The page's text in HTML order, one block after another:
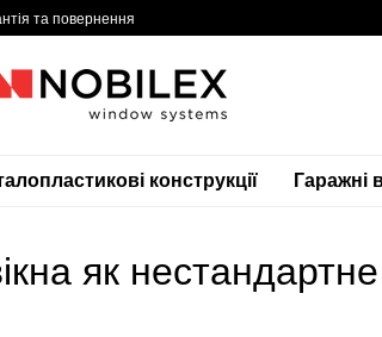
та повернення
конструкції Гаражні
як